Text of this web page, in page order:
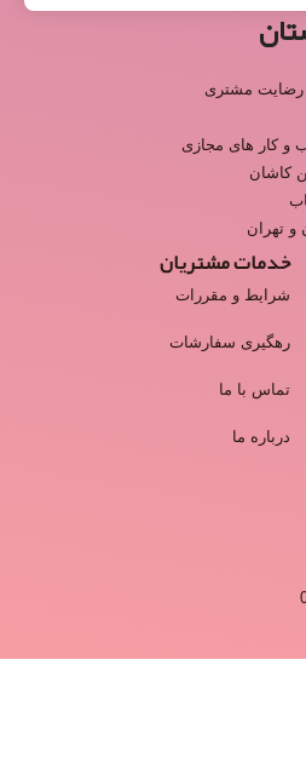
رضایت مشتری
و کار های مجازی
کاشان
و تهران
خدمات مشتریان
شرایط و مقررات
رهگیری سفارشات
تماس با ما
درباره ما